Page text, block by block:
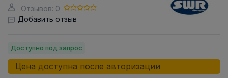
Отзывов: 0
Добавить отзыв
Доступно под запрос
Цена доступна после авторизации